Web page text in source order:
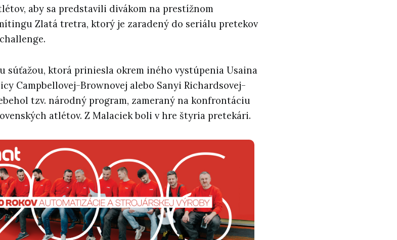
aby sa predstavili divákom na prestížnom
Zlatá tretra, ktorý je zaradený do seriálu pretekov
súťažou, ktorá priniesla okrem iného vystúpenia Usaina
Campbellovej-Brownovej alebo Sanyi Richardsovej-
tzv. národný program, zameraný na konfrontáciu
atlétov. Z Malaciek boli v hre štyria pretekári.